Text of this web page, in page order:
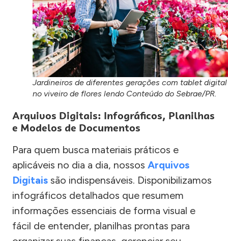
Jardineiros de diferentes gerações com tablet digital
no viveiro de flores lendo Conteúdo do Sebrae/PR.
Arquivos Digitais: Infográficos, Planilhas
e Modelos de Documentos
Para quem busca materiais práticos e
aplicáveis no dia a dia, nossos Arquivos
Digitais são indispensáveis. Disponibilizamos
infográficos detalhados que resumem
informações essenciais de forma visual e
fácil de entender, planilhas prontas para